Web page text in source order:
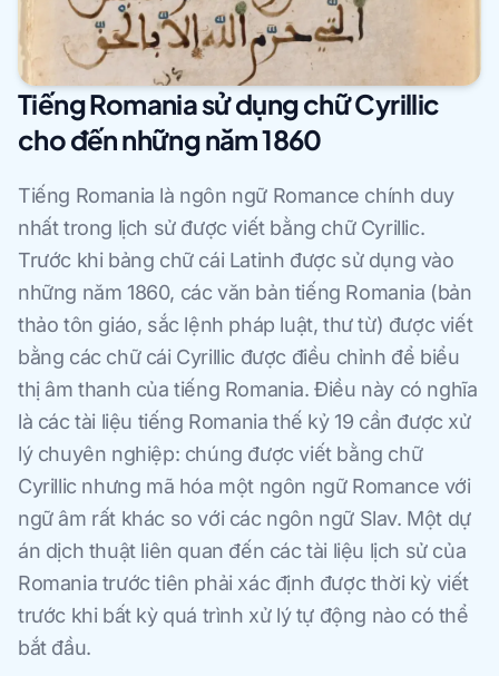
Tiếng Romania sử dụng chữ Cyrillic
cho đến những năm 1860
Tiếng Romania là ngôn ngữ Romance chính duy
nhất trong lịch sử được viết bằng chữ Cyrillic.
Trước khi bảng chữ cái Latinh được sử dụng vào
những năm 1860, các văn bản tiếng Romania (bản
thảo tôn giáo, sắc lệnh pháp luật, thư từ) được viết
bằng các chữ cái Cyrillic được điều chỉnh để biểu
thị âm thanh của tiếng Romania. Điều này có nghĩa
là các tài liệu tiếng Romania thế kỷ 19 cần được xử
lý chuyên nghiệp: chúng được viết bằng chữ
Cyrillic nhưng mã hóa một ngôn ngữ Romance với
ngữ âm rất khác so với các ngôn ngữ Slav. Một dự
án dịch thuật liên quan đến các tài liệu lịch sử của
Romania trước tiên phải xác định được thời kỳ viết
trước khi bất kỳ quá trình xử lý tự động nào có thể
bắt đầu.